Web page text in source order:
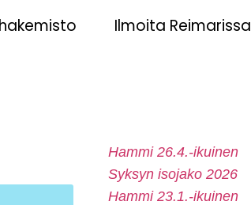
Ilmoita Reimarissa
Hammi 26.4.-ikuinen
Syksyn isojako 2026
Hammi 23.1.-ikuinen